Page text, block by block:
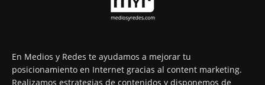
En Medios y Redes te ayudamos a mejorar tu
posicionamiento en Internet gracias al content marketing.
Realizamos estrategias de contenidos y disponemos de